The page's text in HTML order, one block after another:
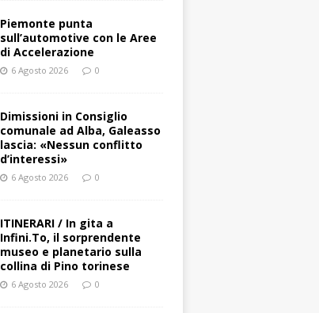
Piemonte punta
sull’automotive con le Aree
di Accelerazione
6 Agosto 2026 0
Dimissioni in Consiglio
comunale ad Alba, Galeasso
lascia: «Nessun conflitto
d’interessi»
6 Agosto 2026 0
ITINERARI / In gita a
Infini.To, il sorprendente
museo e planetario sulla
collina di Pino torinese
6 Agosto 2026 0